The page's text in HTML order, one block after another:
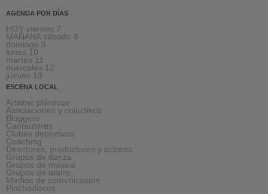
AGENDA POR DÍAS
HOY viernes 7
MAÑANA sábado 8
domingo 9
lunes 10
martes 11
miércoles 12
jueves 13
ESCENA LOCAL
Artistas plásticos
Asociaciones y colectivos
Bloggers
Cantautores
Clubes deportivos
Coaching
Directores, productores y actores
Grupos de danza
Grupos de música
Grupos de teatro
Medios de comunicación
Pinchadiscos